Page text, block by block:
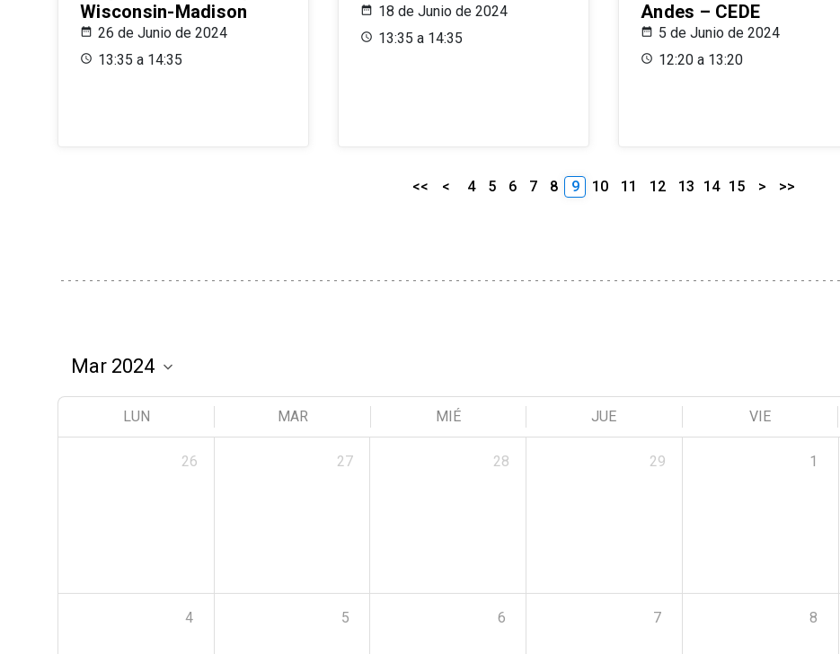
Wisconsin-Madison
26 de Junio de 2024
13:35 a 14:35
18 de Junio de 2024
13:35 a 14:35
Andes – CEDE
5 de Junio de 2024
12:20 a 13:20
<< < 4 5 6 7 8 9 10 11 12 13 14 15 > >>
LUN MAR MIÉ JUE VIE
26 27 28 29 1
4 5 6 7 8